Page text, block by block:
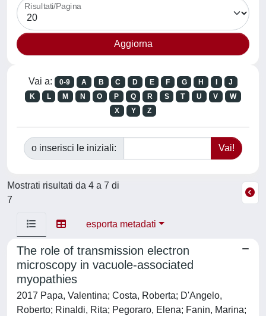
Risultati/Pagina
Vai a: 0-9 A B C D E F G H
J
K
L M N O P Q R S T U V
W
X
Y Z
o inserisci le iniziali:
Mostrati risultati da 4 a 7 di
7
esporta metadati
The role of transmission electron
microscopy in vacuole-associated
myopathies
2017 Papa, Valentina; Costa, Roberta; D'Angelo,
Roberto; Rinaldi, Rita; Pegoraro, Elena; Fanin, Marina;